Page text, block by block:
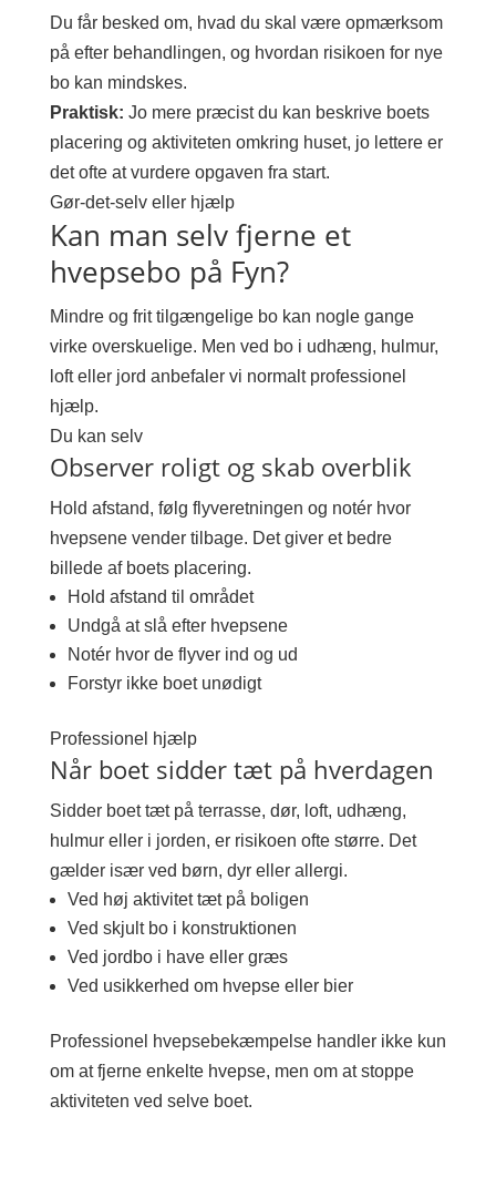
Du får besked om, hvad du skal være opmærksom
på efter behandlingen, og hvordan risikoen for nye
bo kan mindskes.
Praktisk: Jo mere præcist du kan beskrive boets
placering og aktiviteten omkring huset, jo lettere er
det ofte at vurdere opgaven fra start.
Gør-det-selv eller hjælp
Kan man selv fjerne et
hvepsebo på Fyn?
Mindre og frit tilgængelige bo kan nogle gange
virke overskuelige. Men ved bo i udhæng, hulmur,
loft eller jord anbefaler vi normalt professionel
hjælp.
Du kan selv
Observer roligt og skab overblik
Hold afstand, følg flyveretningen og notér hvor
hvepsene vender tilbage. Det giver et bedre
billede af boets placering.
Hold afstand til området
Undgå at slå efter hvepsene
Notér hvor de flyver ind og ud
Forstyr ikke boet unødigt
Professionel hjælp
Når boet sidder tæt på hverdagen
Sidder boet tæt på terrasse, dør, loft, udhæng,
hulmur eller i jorden, er risikoen ofte større. Det
gælder især ved børn, dyr eller allergi.
Ved høj aktivitet tæt på boligen
Ved skjult bo i konstruktionen
Ved jordbo i have eller græs
Ved usikkerhed om hvepse eller bier
Professionel hvepsebekæmpelse handler ikke kun
om at fjerne enkelte hvepse, men om at stoppe
aktiviteten ved selve boet.